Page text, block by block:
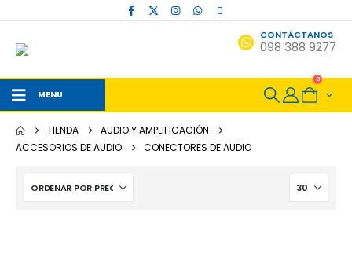
CONTÁCTANOS
098 388 9277
MENU
0
TIENDA
AUDIO Y AMPLIFICACIÓN
ACCESORIOS DE AUDIO
CONECTORES DE AUDIO